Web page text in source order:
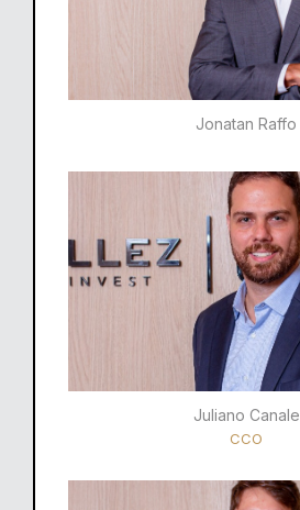
Jonatan Raffo
Juliano Canale
CCO